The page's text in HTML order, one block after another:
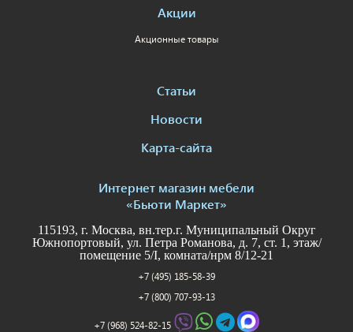
Акции
Акционные товары
Статьи
Новости
Карта-сайта
Интернет магазин мебели
«Бьюти Маркет»
115193, г. Москва, вн.тер.г. Муниципальный Округ
Южнопортовый, ул. Петра Романова, д. 7, ст. 1, этаж/
помещение 5/I, комната/нрм 8/12-21
+7 (495) 185-58-39
+7 (800) 707-93-13
+7 (968) 524-82-15